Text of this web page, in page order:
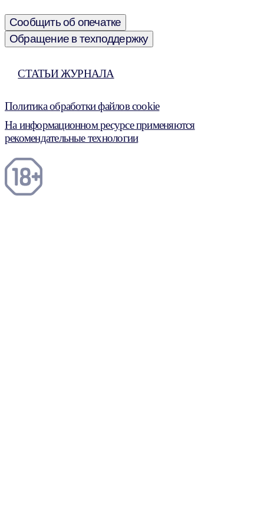
Сообщить об опечатке
Обращение в техподдержку
СТАТЬИ ЖУРНАЛА
Политика обработки файлов cookie
На информационном ресурсе применяются
рекомендательные технологии